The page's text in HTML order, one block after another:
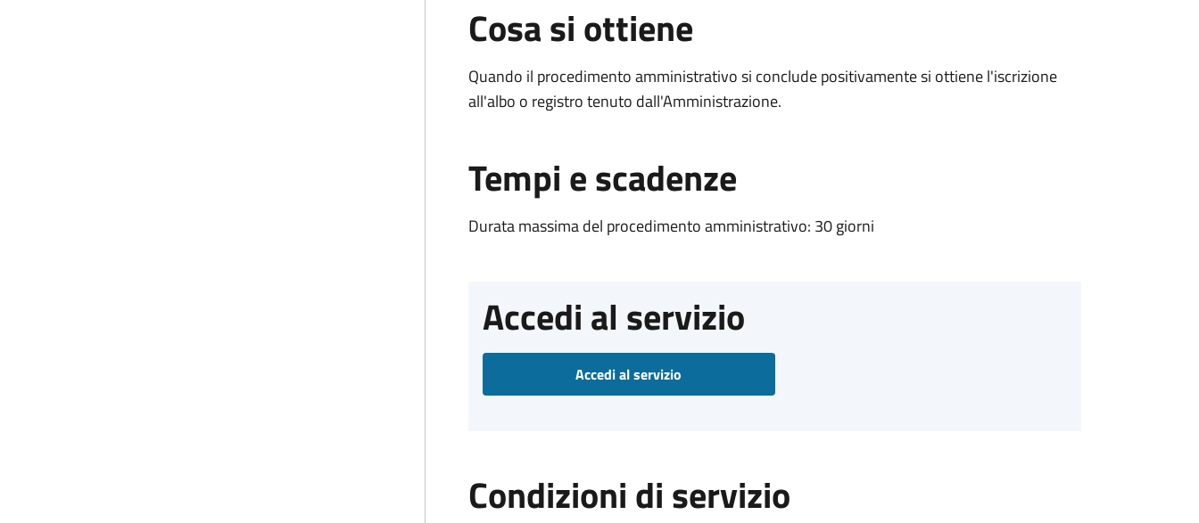
Cosa si ottiene
Quando il procedimento amministrativo si conclude positivamente si ottiene l'iscrizione
all'albo o registro tenuto dall'Amministrazione.
Tempi e scadenze
Durata massima del procedimento amministrativo: 30 giorni
Accedi al servizio
Accedi al servizio
Condizioni di servizio